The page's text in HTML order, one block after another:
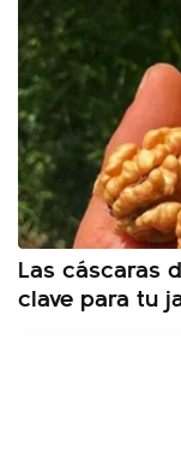
Las cáscaras
clave para tu